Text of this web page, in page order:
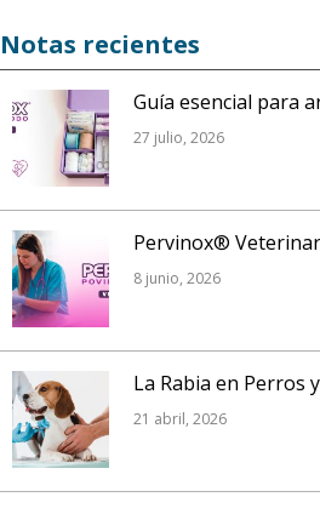
Notas recientes
Guía esencial para
27 julio, 2026
Pervinox®
8 junio, 2026
La Rabia en Perros
21 abril, 2026